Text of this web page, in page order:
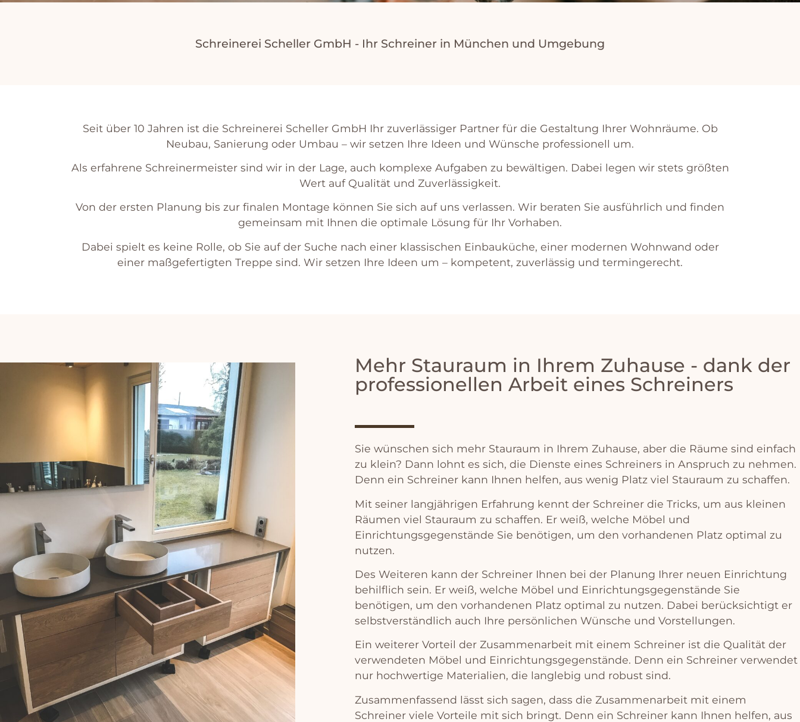
Schreinerei Scheller GmbH - Ihr Schreiner in München und Umgebung
Seit über 10 Jahren ist die Schreinerei Scheller GmbH Ihr zuverlässiger Partner für die Gestaltung Ihrer Wohnräume. Ob
Neubau, Sanierung oder Umbau – wir setzen Ihre Ideen und Wünsche professionell um.
Als erfahrene Schreinermeistersind wirin derL age, auch komplexe Aufgaben zu bewältigen. Dabei legen wirstets größten
Wert aufQualität und Zuverlässigkeit.
Von der ersten Planung bis zur finalen Montage können Sie sich aufuns verlassen. Wir beraten Sie ausführlich und finden
gemeinsam mit Ihnen die optimale Lösung für Ihr Vorhaben.
Dabei spielt es keine Rolle, ob Sie aufderSuche nach einerklassischen Einbauküche, einermodernen Wohnwand oder
einer maßgefertigten Treppe sind. Wir setzen Ihre Ideen um – kompetent, zuverlässig und termingerecht.
Mehr Stauraum in Ihrem Zuhause - dank der
professionellen Arbeit eines Schreiners
Sie wünschen sich mehr Stauraum in Ihrem Zuhause, aber die Räume sind einfach
zu klein? Dann lohnt es sich, die Dienste eines Schreiners in Anspruch zu nehmen.
Denn ein Schreiner kann Ihnen helfen, aus wenig Platz viel Stauraum zu schaffen.
Mit seiner langjährigen Erfahrung kennt der Schreiner die Tricks, um aus kleinen
Räumen viel Stauraum zu schaffen. Er weiß, welche Möbel und
Einrichtungsgegenstände Sie benötigen, um den vorhandenen Platz optimal zu
nutzen.
Des Weiteren kann der Schreiner Ihnen bei der Planung Ihrer neuen Einrichtung
behilflich sein. Er weiß, welche Möbel und Einrichtungsgegenstände Sie
benötigen, um den vorhandenen Platz optimal zu nutzen. Dabei berücksichtigt er
selbstverständlich auch Ihre persönlichen Wünsche und Vorstellungen.
Ein weiterer Vorteil der Zusammenarbeit mit einem Schreiner ist die Qualität der
verwendeten Möbel und Einrichtungsgegenstände. Denn ein Schreiner verwendet
nur hochwertige Materialien, die langlebig und robust sind.
Zusammenfassend lässt sich sagen, dass die Zusammenarbeit mit einem
Schreiner viele Vorteile mit sich bringt. Denn ein Schreiner kann Ihnen helfen, aus